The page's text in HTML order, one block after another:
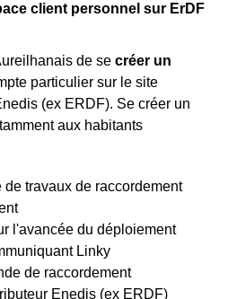
client personnel sur ErDF
de se créer un
particulier sur le site
(ex ERDF). Se créer un
aux habitants
travaux de raccordement
l'avancée du déploiement
Linky
de raccordement
Enedis (ex ERDF)